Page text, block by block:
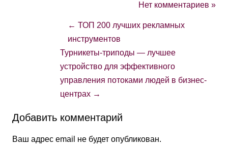
Нет комментариев »
← ТОП 200 лучших рекламных
инструментов
Турникеты-триподы — лучшее
устройство для эффективного
управления потоками людей в бизнес-
центрах →
Добавить комментарий
Ваш адрес email не будет опубликован.